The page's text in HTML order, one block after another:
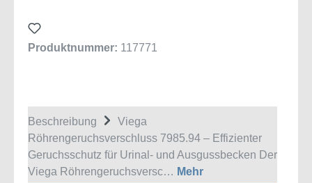
Produktnummer: 117771
Beschreibung
Viega
Röhrengeruchsverschluss 7985.94 – Effizienter
Geruchsschutz für Urinal- und Ausgussbecken Der
Viega Röhrengeruchsversc… Mehr